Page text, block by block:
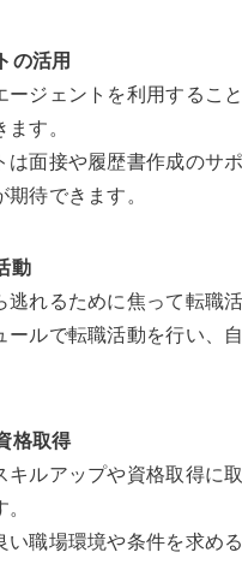
の活用
ージェントを利用するこ
す。
は面接や履歴書作成のサ
待できます。
動
れるために焦って転職
ールで転職活動を行い、
格取得
キルアップや資格取得に
い職場環境や条件を求め